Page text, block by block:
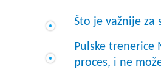
Što je važnije za
Pulske trenerice
proces, i ne